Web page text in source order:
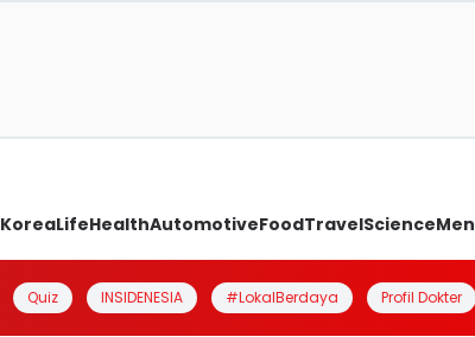
KoreaLifeHealthAutomotiveFoodTravelScienceMen
Quiz INSIDENESIA #LokalBerdaya Profil Dokter